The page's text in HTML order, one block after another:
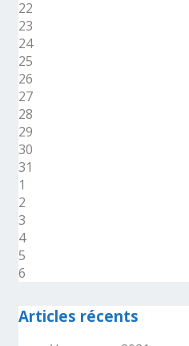
22
23
24
25
26
27
28
29
30
31
1
2
3
4
5
6
Articles récents